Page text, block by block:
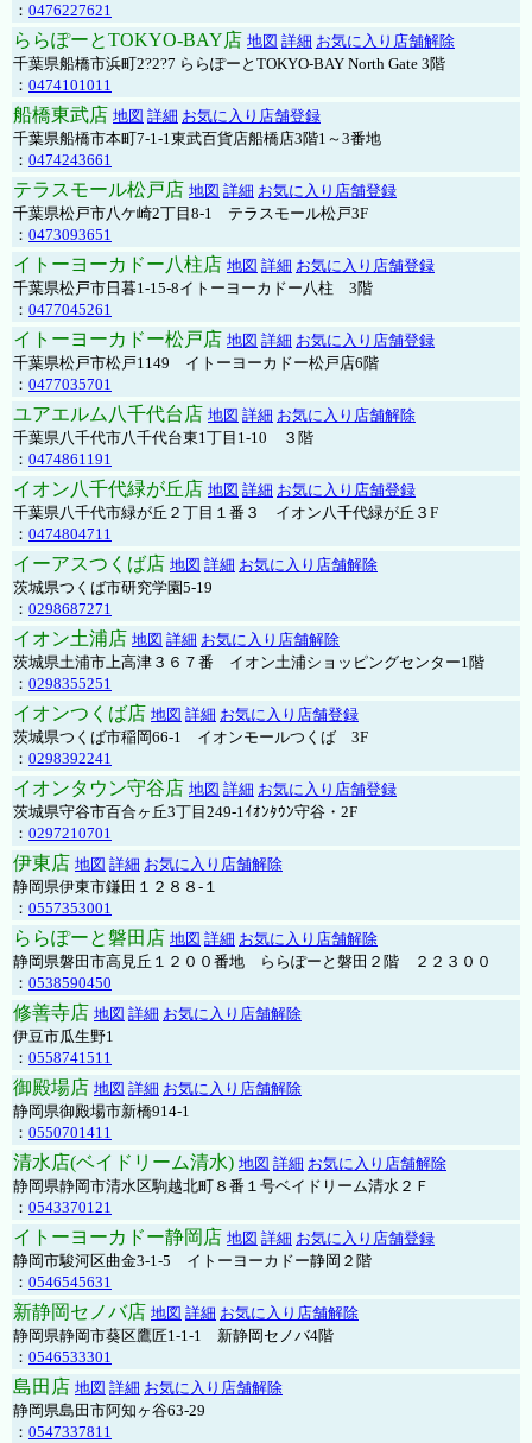
： 0476227621
ららぽーとTOKYO-BAY店 地図 詳細 お気に入り店舗解除
千葉県船橋市浜町2?2?7 ららぽーとTOKYO-BAY North Gate 3階
： 0474101011
船橋東武店 地図 詳細 お気に入り店舗登録
千葉県船橋市本町7-1-1東武百貨店船橋店3階1～3番地
： 0474243661
テラスモール松戸店 地図 詳細 お気に入り店舗登録
千葉県松戸市八ケ崎2丁目8-1 テラスモール松戸3F
： 0473093651
イトーヨーカドー八柱店 地図 詳細 お気に入り店舗登録
千葉県松戸市日暮1-15-8イトーヨーカドー八柱 3階
： 0477045261
イトーヨーカドー松戸店 地図 詳細 お気に入り店舗登録
千葉県松戸市松戸1149 イトーヨーカドー松戸店6階
： 0477035701
ユアエルム八千代台店 地図 詳細 お気に入り店舗解除
千葉県八千代市八千代台東1丁目1-10 ３階
： 0474861191
イオン八千代緑が丘店 地図 詳細 お気に入り店舗登録
千葉県八千代市緑が丘２丁目１番３ イオン八千代緑が丘３F
： 0474804711
イーアスつくば店 地図 詳細 お気に入り店舗解除
茨城県つくば市研究学園5-19
： 0298687271
イオン土浦店 地図 詳細 お気に入り店舗解除
茨城県土浦市上高津３６７番 イオン土浦ショッピングセンター1階
： 0298355251
イオンつくば店 地図 詳細 お気に入り店舗登録
茨城県つくば市稲岡66-1 イオンモールつくば 3F
： 0298392241
イオンタウン守谷店 地図 詳細 お気に入り店舗登録
茨城県守谷市百合ヶ丘3丁目249-1ｲｵﾝﾀｳﾝ守谷・2F
： 0297210701
伊東店 地図 詳細 お気に入り店舗解除
静岡県伊東市鎌田１２８８-１
： 0557353001
ららぽーと磐田店 地図 詳細 お気に入り店舗解除
静岡県磐田市高見丘１２００番地 ららぽーと磐田２階 ２２３００
： 0538590450
修善寺店 地図 詳細 お気に入り店舗解除
伊豆市瓜生野1
： 0558741511
御殿場店 地図 詳細 お気に入り店舗解除
静岡県御殿場市新橋914-1
： 0550701411
清水店(ベイドリーム清水) 地図 詳細 お気に入り店舗解除
静岡県静岡市清水区駒越北町８番１号ベイドリーム清水２Ｆ
： 0543370121
イトーヨーカドー静岡店 地図 詳細 お気に入り店舗登録
静岡市駿河区曲金3-1-5 イトーヨーカドー静岡２階
： 0546545631
新静岡セノバ店 地図 詳細 お気に入り店舗解除
静岡県静岡市葵区鷹匠1-1-1 新静岡セノバ4階
： 0546533301
島田店 地図 詳細 お気に入り店舗解除
静岡県島田市阿知ヶ谷63-29
： 0547337811